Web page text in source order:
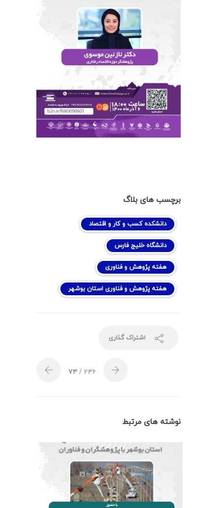
برچسب های بلاگ
دانشکده کسب و کار و اقتصاد
دانشگاه خلیج فارس
هفته پژوهش و فناوری
هفته پژوهش و فناوری استان بوشهر
اشتراک گذاری
۷۴/ ۲۴۶
نوشته های مرتبط